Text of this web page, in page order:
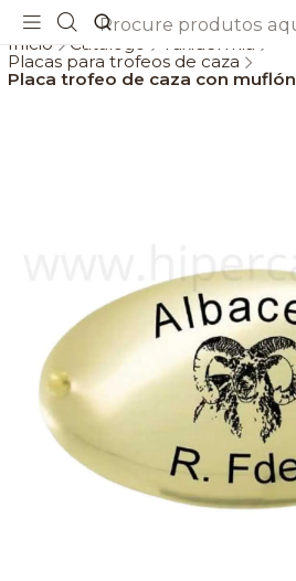
Início Catálogo
Placas para trofeos de caza
Placa trofeo de caza con muflón